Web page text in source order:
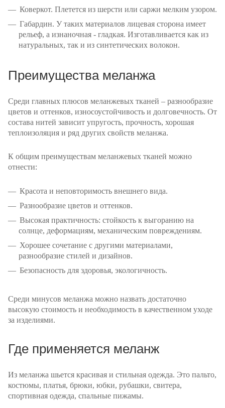
Коверкот. Плетется из шерсти или саржи мелким узором.
Габардин. У таких материалов лицевая сторона имеет
рельеф, а изнаночная - гладкая. Изготавливается как из
натуральных, так и из синтетических волокон.
Преимущества меланжа
Среди главных плюсов меланжевых тканей – разнообразие
цветов и оттенков, износоустойчивость и долговечность. От
состава нитей зависит упругость, прочность, хорошая
теплоизоляция и ряд других свойств меланжа.
К общим преимуществам меланжевых тканей можно
отнести:
Красота и неповторимость внешнего вида.
Разнообразие цветов и оттенков.
Высокая практичность: стойкость к выгоранию на
солнце, деформациям, механическим повреждениям.
Хорошее сочетание с другими материалами,
разнообразие стилей и дизайнов.
Безопасность для здоровья, экологичность.
Среди минусов меланжа можно назвать достаточно
высокую стоимость и необходимость в качественном уходе
за изделиями.
Где применяется меланж
Из меланжа шьется красивая и стильная одежда. Это пальто,
костюмы, платья, брюки, юбки, рубашки, свитера,
спортивная одежда, спальные пижамы.